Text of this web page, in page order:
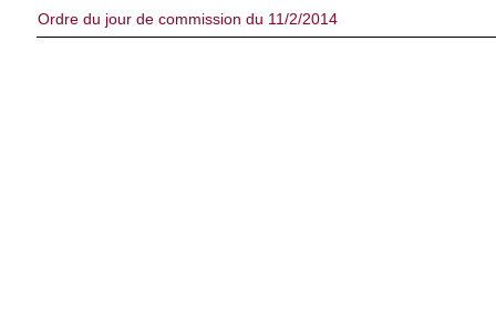
Ordre du jour de commission du 11/2/2014